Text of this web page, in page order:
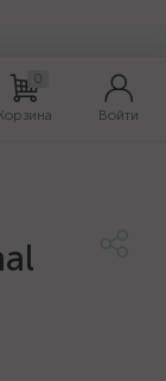
0
Войти